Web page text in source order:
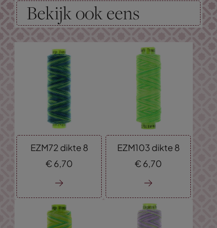
Bekijk ook eens
EZM72 dikte 8
€ 6,70
EZM103 dikte 8
€ 6,70